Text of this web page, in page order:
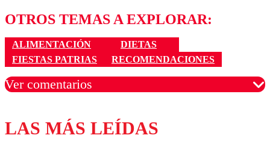
OTROS TEMAS A EXPLORAR:
ALIMENTACIÓN
DIETAS
FIESTAS PATRIAS
RECOMENDACIONES
Ver comentarios
Los comentarios son moderados para garantizar un
diálogo respetuoso.
LAS MÁS LEÍDAS